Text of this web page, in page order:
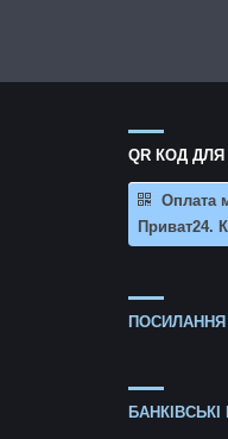
QR КОД
Оплата
Приват24.
ПОСИЛАННЯ